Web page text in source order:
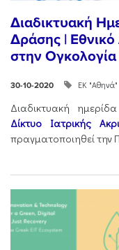
Διαδικτυακή
Δράσης | Εθνικό
στην
30-10-2020 ΕΚ "Αθηνά"
Διαδικτυακή
Δίκτυο Ιατρικής
πραγματοποιηθεί την